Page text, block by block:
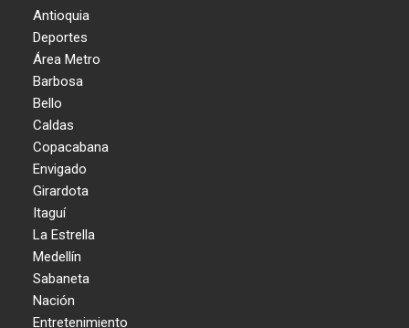
Antioquia
Deportes
Área Metro
Barbosa
Bello
Caldas
Copacabana
Envigado
Girardota
Itaguí
La Estrella
Medellín
Sabaneta
Nación
Entretenimiento